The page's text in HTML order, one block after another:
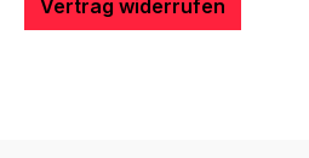
Vertrag widerrufen